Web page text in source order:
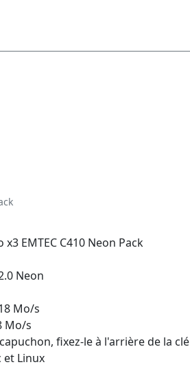
EMTEC C410 Neon Pack
Neon
Mo/s
Mo/s
fixez-le à l'arrière de la clé
et Linux